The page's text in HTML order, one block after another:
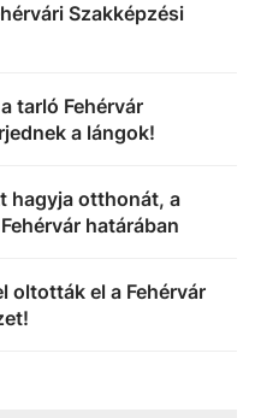
Szakképzési
tarló Fehérvár
a lángok!
hagyja otthonát, a
határában
oltották el a Fehérvár